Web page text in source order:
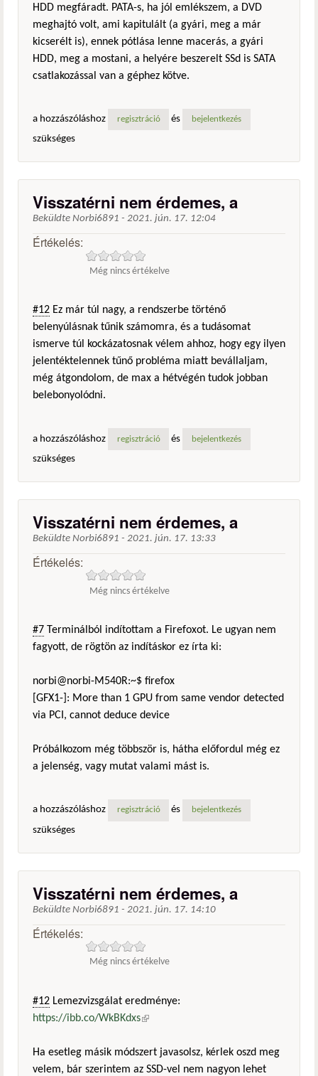
HDD megfáradt. PATA-s, ha jól emlékszem, a DVD
meghajtó volt, ami kapitulált (a gyári, meg a már
kicserélt is), ennek pótlása lenne macerás, a gyári
HDD, meg a mostani, a helyére beszerelt SSd is SATA
csatlakozással van a géphez kötve.
a hozzászóláshoz regisztráció és bejelentkezés
szükséges
Visszatérni nem érdemes, a
Beküldte Norbi6891 - 2021. jún. 17. 12:04
Értékelés:
Még nincs értékelve
#12 Ez már túl nagy, a rendszerbe történő
belenyúlásnak tűnik számomra, és a tudásomat
ismerve túl kockázatosnak vélem ahhoz, hogy egy ilyen
jelentéktelennek tűnő probléma miatt bevállaljam,
még átgondolom, de max a hétvégén tudok jobban
belebonyolódni.
a hozzászóláshoz regisztráció és bejelentkezés
szükséges
Visszatérni nem érdemes, a
Beküldte Norbi6891 - 2021. jún. 17. 13:33
Értékelés:
Még nincs értékelve
#7 Terminálból indítottam a Firefoxot. Le ugyan nem
fagyott, de rögtön az indításkor ez írta ki:
norbi@norbi-M540R:~$ firefox
[GFX1-]: More than 1 GPU from same vendor detected
via PCI, cannot deduce device
Próbálkozom még többször is, hátha előfordul még ez
a jelenség, vagy mutat valami mást is.
a hozzászóláshoz regisztráció és bejelentkezés
szükséges
Visszatérni nem érdemes, a
Beküldte Norbi6891 - 2021. jún. 17. 14:10
Értékelés:
Még nincs értékelve
#12 Lemezvizsgálat eredménye:
https://ibb.co/WkBKdxs(külső hivatkozás)
Ha esetleg másik módszert javasolsz, kérlek oszd meg
velem, bár szerintem az SSD-vel nem nagyon lehet